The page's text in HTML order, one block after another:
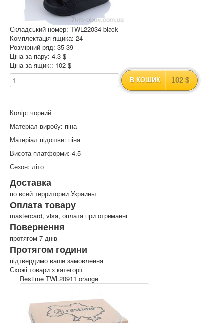
Складський номер: TWL22034 black
Комплектація ящика: 24
Розмірний ряд: 35-39
Ціна за пару: 4.3 $
Ціна за ящик:: 102 $
В КОШИК 102 $
Колір: чорний
Матеріал виробу: піна
Матеріал підошви: піна
Висота платформи: 4.5
Сезон: літо
Доставка
по всей территории Украины
Оплата товару
mastercard, visa, оплата при отриманні
Повернення
протягом 7 днів
Протягом години
підтвердимо ваше замовлення
Схожі товари з категорії
Restime TWL20911 orange